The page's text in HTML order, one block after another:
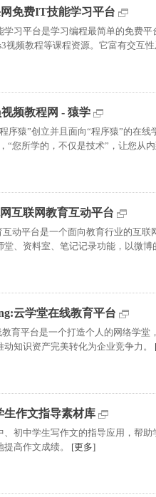
免费IT技能学习平台
习平台是学习编程最简单的免费
视频教程等课程资源。它富有交互
频教程网 - 猿学
序猿”创立并且面向“程序猿”的在
“您所学的，不仅是技术”，让您从
互联网教育互动平台
动平台是一个面向教育行业的互
、资料室、笔记记录功能，以微博
云学堂在线教育平台
教育平台是一个打造个人的网络学
知识资产完美转化为企业竞争力。
生作文指导素材库
、初中学生写作文的指导应用，帮
高作文成绩。 [更多]